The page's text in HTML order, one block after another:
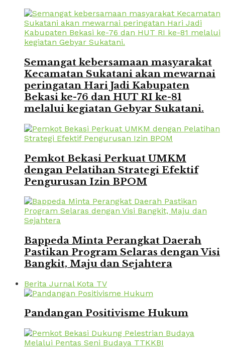
Semangat kebersamaan masyarakat
Kecamatan Sukatani akan mewarnai
peringatan Hari Jadi Kabupaten
Bekasi ke-76 dan HUT RI ke-81
melalui kegiatan Gebyar Sukatani.
Pemkot Bekasi Perkuat UMKM
dengan Pelatihan Strategi Efektif
Pengurusan Izin BPOM
Bappeda Minta Perangkat Daerah
Pastikan Program Selaras dengan Visi
Bangkit, Maju dan Sejahtera
Berita Jurnal Kota TV
Pandangan Positivisme Hukum